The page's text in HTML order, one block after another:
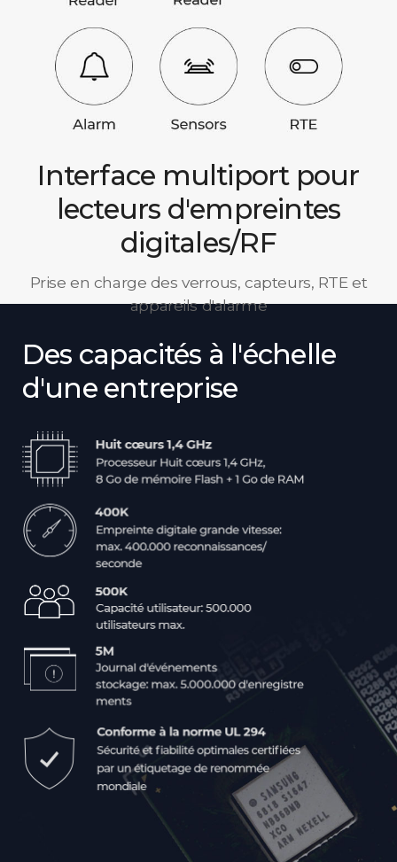
Interface multiport pour
lecteurs d'empreintes
digitales/RF
Prise en charge des verrous, capteurs, RTE et
appareils d'alarme
Des capacités à l'échelle
d'une entreprise